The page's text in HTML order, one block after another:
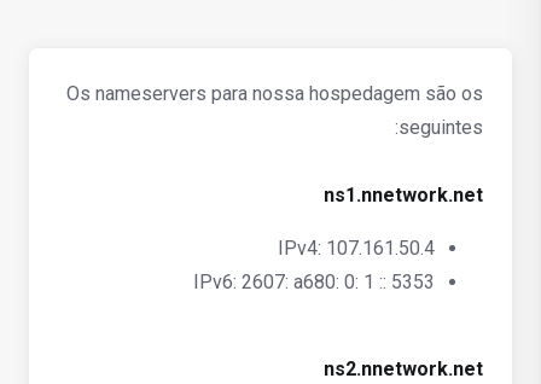
Os nameservers para nossa hospedagem são os
seguintes:
ns1.nnetwork.net
IPv4: 107.161.50.4
IPv6: 2607: a680: 0: 1 :: 5353
ns2.nnetwork.net